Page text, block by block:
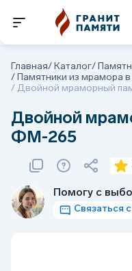
Главная/Каталог/
/Памятники из мрамора
/ Двойной мраморный
Двойной
ФМ-265
Помогу с
Связаться